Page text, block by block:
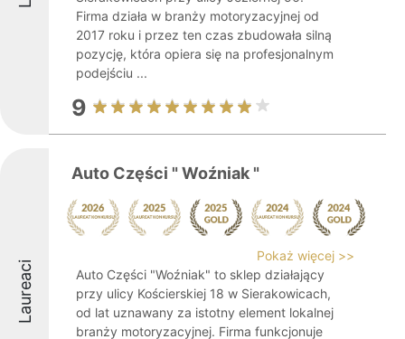
Firma działa w branży motoryzacyjnej od
2017 roku i przez ten czas zbudowała silną
pozycję, która opiera się na profesjonalnym
podejściu ...
9
Laureaci
Auto Części " Woźniak "
Pokaż więcej >>
Auto Części "Woźniak" to sklep działający
przy ulicy Kościerskiej 18 w Sierakowicach,
od lat uznawany za istotny element lokalnej
branży motoryzacyjnej. Firma funkcjonuje